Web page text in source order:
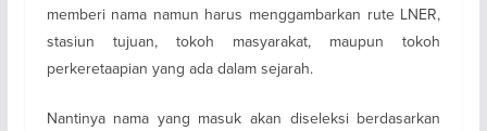
memberi nama namun harus menggambarkan rute LNER,
stasiun tujuan, tokoh masyarakat, maupun tokoh
perkeretaapian yang ada dalam sejarah.
Nantinya nama yang masuk akan diseleksi berdasarkan